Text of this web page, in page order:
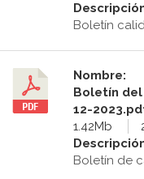
Boletín
Nombre:
Boletín
12-
1.42Mb
Boletín de